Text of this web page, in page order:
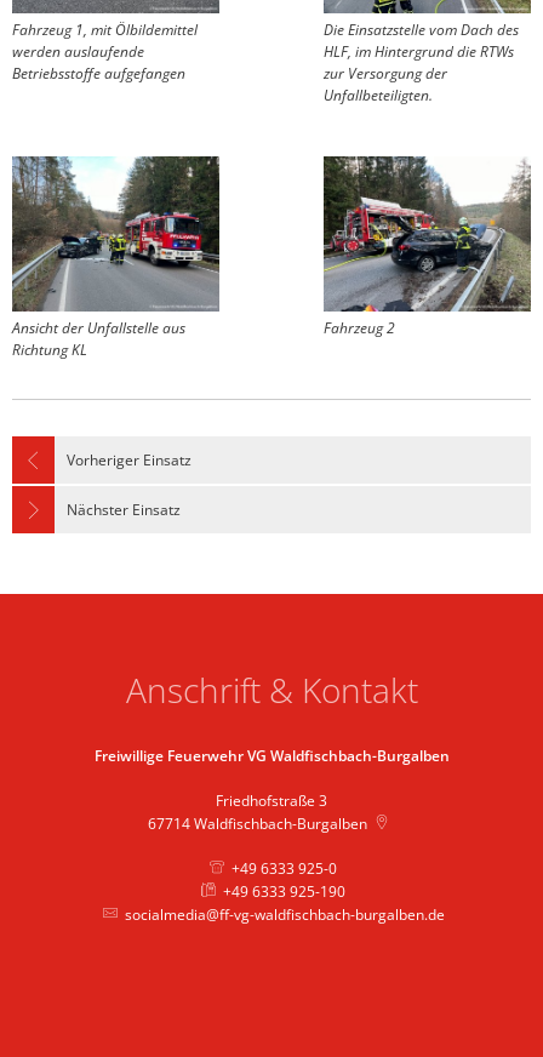
Fahrzeug 1, mit Ölbildemittel
werden auslaufende
Betriebsstoffe aufgefangen
Die Einsatzstelle vom Dach des
HLF, im Hintergrund die RTWs
zur Versorgung der
Unfallbeteiligten.
Ansicht der Unfallstelle aus
Richtung KL
Fahrzeug 2
Vorheriger Einsatz
Nächster Einsatz
Anschrift & Kontakt
Freiwillige Feuerwehr VG Waldfischbach-Burgalben
Friedhofstraße 3
67714 Waldfischbach-Burgalben
+49 6333 925-0
+49 6333 925-190
socialmedia@ff-vg-waldfischbach-burgalben.de